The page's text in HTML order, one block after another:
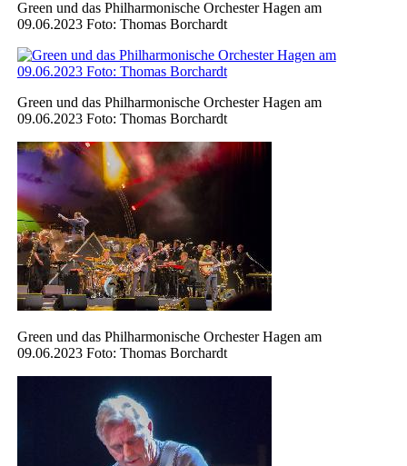
Green und das Philharmonische Orchester Hagen am
09.06.2023 Foto: Thomas Borchardt
Green und das Philharmonische Orchester Hagen am
09.06.2023 Foto: Thomas Borchardt
Green und das Philharmonische Orchester Hagen am
09.06.2023 Foto: Thomas Borchardt